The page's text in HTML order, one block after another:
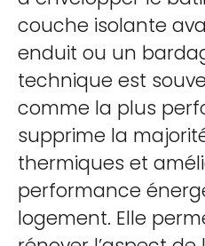
couche isolante
enduit ou un
technique est
comme la plus
supprime la
thermiques et
performance
logement. Elle